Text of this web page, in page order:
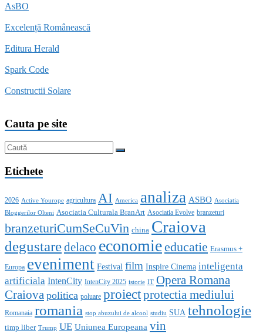
AsBO
Excelență Românească
Editura Herald
Spark Code
Constructii Solare
Cauta pe site
Etichete
2026 Active Yourope agricultura AI America analiza ASBO Asociatia
Bloggerilor Olteni Asociatia Culturala BranArt Asociatia Evolve branzeturi
branzeturiCumSeCuVin china Craiova
degustaredelaco economieeducatie Erasmus +
Europa eveniment Festival film Inspire Cinema inteligenta
artificiala IntenCity IntenCity 2025 istorie IT Opera Romana
Craiova politica poluare proiectprotectia mediului
Romanaia romania stop abuzului de alcool studiu SUA tehnologie
timp liber Trump UE Uniunea Europeana vin